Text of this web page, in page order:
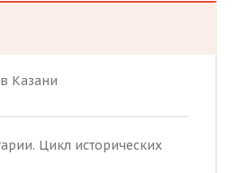
Казани
Цикл исторических